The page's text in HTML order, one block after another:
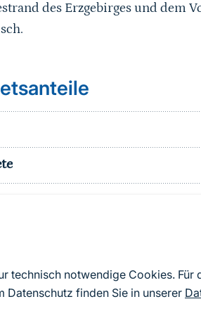
technisch notwendige Cookies. Für
Datenschutz finden Sie in unserer
des Erzgebirges und dem